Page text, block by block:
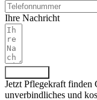
Ihre Nachricht
Jetzt Pflegekraft finden
unverbindliches und